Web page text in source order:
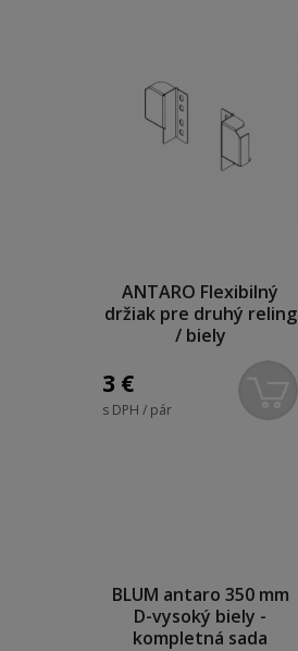
ANTARO Flexibilný
držiak pre druhý reling
/ biely
3 €
s DPH / pár
BLUM antaro 350 mm
D-vysoký biely -
kompletná sada